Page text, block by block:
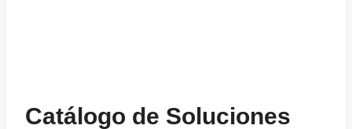
Catálogo de Soluciones